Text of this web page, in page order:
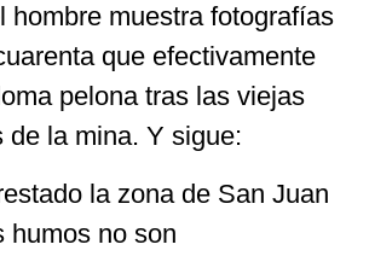
hombre muestra fotografías
que efectivamente
pelona tras las viejas
de la mina. Y sigue:
la zona de San Juan
humos no son